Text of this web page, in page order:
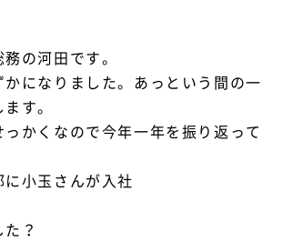
の河田です。
になりました。あっという間の一
す。
っかくなので今年一年を振り返って
に小玉さんが入社
？